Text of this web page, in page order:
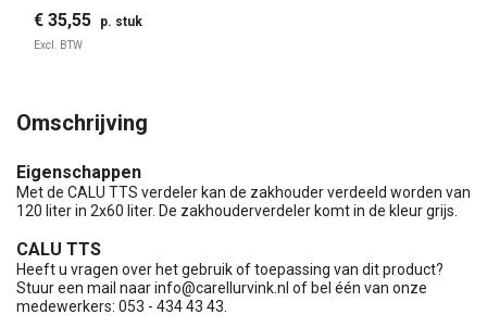
€ 35,55 p. stuk
Excl. BTW
Omschrijving
Eigenschappen
Met de CALU TTS verdeler kan de zakhouder verdeeld worden van
120 liter in 2x60 liter. De zakhouderverdeler komt in de kleur grijs.
CALU TTS
Heeft u vragen over het gebruik of toepassing van dit product?
Stuur een mail naarinfo@carellurvink.nl of bel één van onze
medewerkers: 053 - 434 43 43.